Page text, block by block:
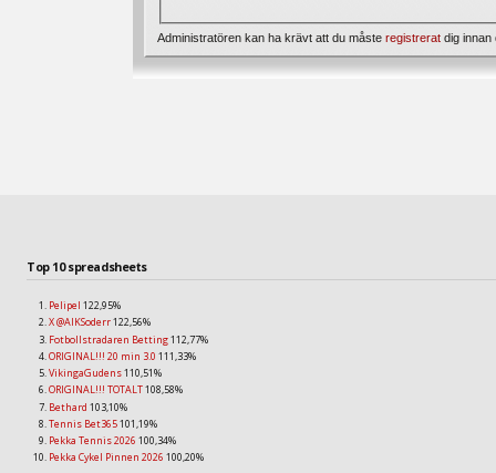
Administratören kan ha krävt att du måste registrerat dig innan
Top 10 spreadsheets
Pelipel 122,95%
X @AIKSoderr122,56%
Fotbollstradaren Betting112,77%
ORIGINAL!!! 20 min 3.0 111,33%
VikingaGudens110,51%
ORIGINAL!!! TOTALT108,58%
Bethard 103,10%
Tennis Bet365101,19%
Pekka Tennis 2026 100,34%
Pekka Cykel Pinnen 2026 100,20%